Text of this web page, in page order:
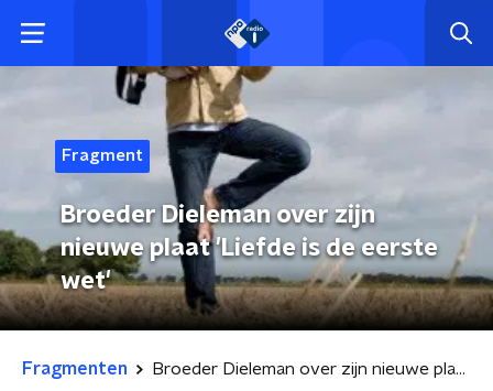
Fragment
Broeder Dieleman over zijn
nieuwe plaat 'Liefde is de eerste
wet'
Fragmenten Broeder Dieleman over zijn nieuwe plaat 'Liefde is de eerste wet'